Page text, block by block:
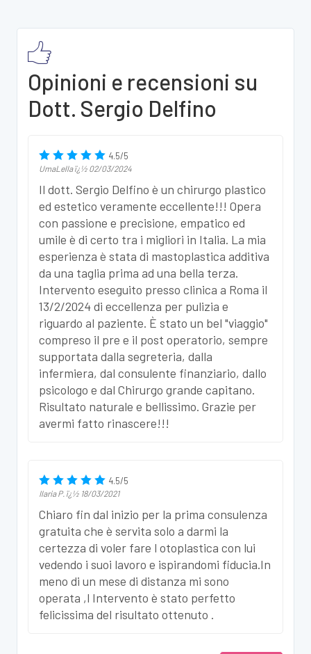
Opinioni e recensioni su
Dott. Sergio Delfino
4.5/5
UmaLellaï¿½ 02/03/2024
Il dott. Sergio Delfino è un chirurgo plastico
ed estetico veramente eccellente!!! Opera
con passione e precisione, empatico ed
umile è di certo tra i migliori in Italia. La mia
esperienza è stata di mastoplastica additiva
da una taglia prima ad una bella terza.
Intervento eseguito presso clinica a Roma il
13/2/2024 di eccellenza per pulizia e
riguardo al paziente. È stato un bel "viaggio"
compreso il pre e il post operatorio, sempre
supportata dalla segreteria, dalla
infermiera, dal consulente finanziario, dallo
psicologo e dal Chirurgo grande capitano.
Risultato naturale e bellissimo. Grazie per
avermi fatto rinascere!!!
4.5/5
Ilaria P. ï¿½ 18/03/2021
Chiaro fin dal inizio per la prima consulenza
gratuita che è servita solo a darmi la
certezza di voler fare l otoplastica con lui
vedendo i suoi lavoro e ispirandomi fiducia.In
meno di un mese di distanza mi sono
operata ,l Intervento è stato perfetto
felicissima del risultato ottenuto .